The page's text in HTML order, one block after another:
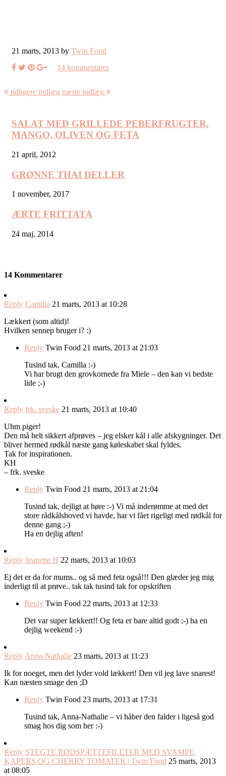
21 marts, 2013 by Twin Food
14 kommentarer
tidligere indlæg næste indlæg
SALAT MED GRILLEDE PEBERFRUGTER,
MANGO, OLIVEN OG FETA
21 april, 2012
GRØNNE THAI DELLER
1 november, 2017
ÆRTE FRITTATA
24 maj, 2014
14 Kommentarer
Reply Camilla 21 marts, 2013 at 10:28
Lækkert (som altid)!
Hvilken sennep bruger i? :)
Reply Twin Food 21 marts, 2013 at 21:03
Tusind tak, Camilla :-)
Vi har brugt den grovkornede fra Miele – den kan vi bedste
lide ;-)
Reply frk. sveske 21 marts, 2013 at 10:40
Uhm piger!
Den må helt sikkert afprøves – jeg elsker kål i alle afskygninger. Det
bliver hermed rødkål næste gang køleskabet skal fyldes.
Tak for inspirationen.
KH
– frk. sveske
Reply Twin Food 21 marts, 2013 at 21:04
Tusind tak, dejligt at høre :-) Vi må inderømme at med det
store rådkålshoved vi havde, har vi fået rigeligt med rødkål for
denne gang ;-)
Ha en dejlig aften!
Reply Jeanette H 22 marts, 2013 at 10:03
Ej det er da for mums.. og så med feta også!!! Den glæder jeg mig
inderligt til at prøve.. tak tak tusind tak for opskriften
Reply Twin Food 22 marts, 2013 at 12:33
Det var super lækkert!! Og feta er bare altid godt ;-) ha en
dejlig weekend :-)
Reply Anna-Nathalie 23 marts, 2013 at 11:23
Ik for noeget, men det lyder vold lækkert! Den vil jeg lave snarest!
Kan næsten smage den ;D
Reply Twin Food 23 marts, 2013 at 17:31
Tusind tak, Anna-Nathalie – vi håber den falder i ligeså god
smag hos dig som her :-)
Reply STEGTE RØDSPÆTTEFILETER MED SVAMPE,
KAPERS OG CHERRY TOMATER | Twin Food 25 marts, 2013
at 08:05